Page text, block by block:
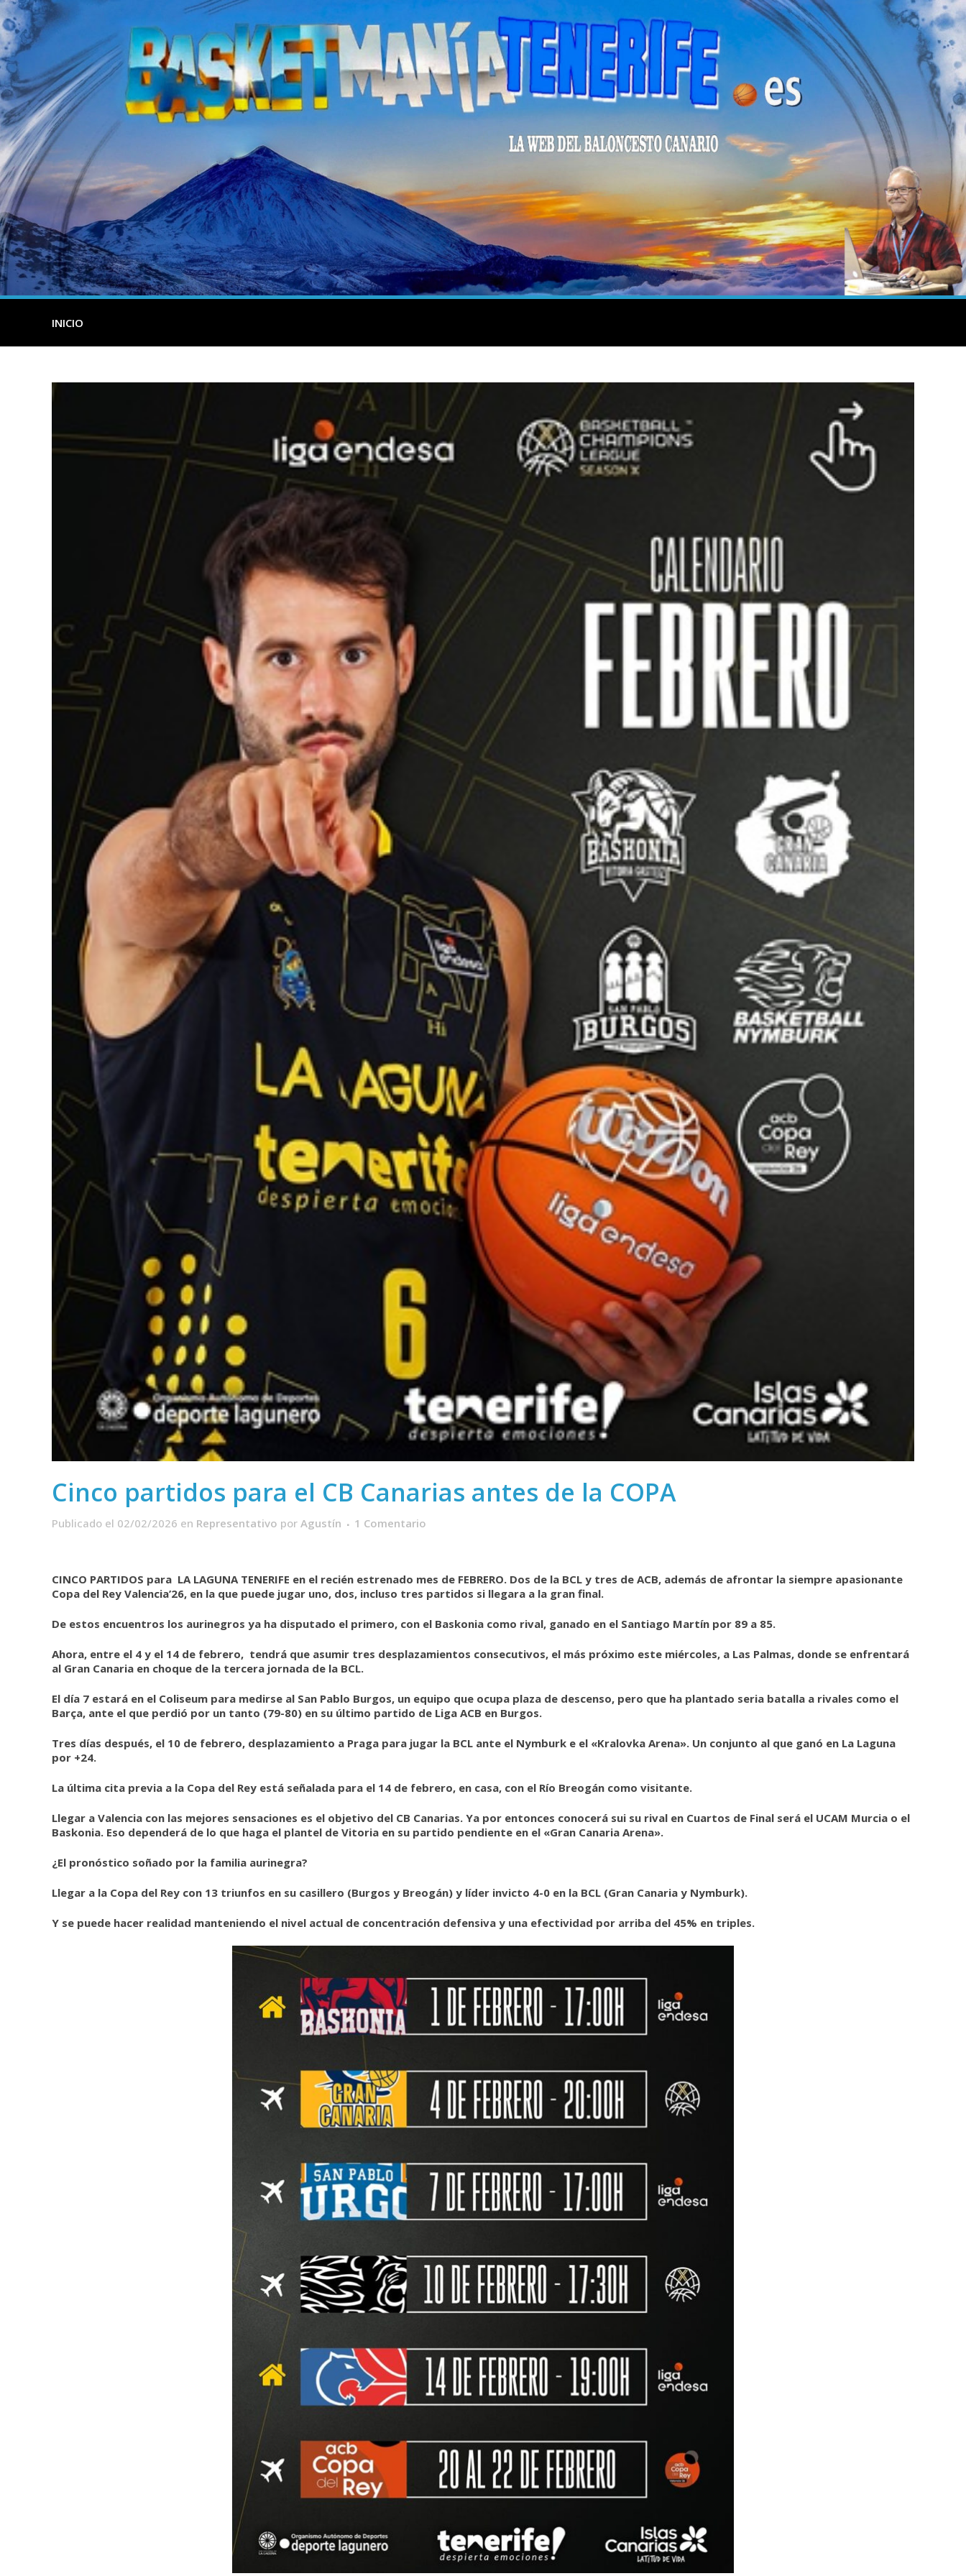
INICIO
Cinco partidos para el CB Canarias antes de la COPA
Publicado el 02/02/2026 en Representativo por Agustín 1 Comentario
CINCO PARTIDOS para LA LAGUNA TENERIFE en el recién estrenado mes de FEBRERO. Dos de la BCL y tres de ACB, además de afrontar la siempre apasionante
Copa del Rey Valencia’26, en la que puede jugar uno, dos, incluso tres partidos si llegara a la gran final.
De estos encuentros los aurinegros ya ha disputado el primero, con el Baskonia como rival, ganado en el Santiago Martín por 89 a 85.
Ahora, entre el 4 y el 14 de febrero, tendrá que asumir tres desplazamientos consecutivos, el más próximo este miércoles, a Las Palmas, donde se enfrentará
al Gran Canaria en choque de la tercera jornada de la BCL.
El día 7 estará en el Coliseum para medirse al San Pablo Burgos, un equipo que ocupa plaza de descenso, pero que ha plantado seria batalla a rivales como el
Barça, ante el que perdió por un tanto (79-80) en su último partido de Liga ACB en Burgos.
Tres días después, el 10 de febrero, desplazamiento a Praga para jugar la BCL ante el Nymburk e el «Kralovka Arena». Un conjunto al que ganó en La Laguna
por +24.
La última cita previa a la Copa del Rey está señalada para el 14 de febrero, en casa, con el Río Breogán como visitante.
Llegar a Valencia con las mejores sensaciones es el objetivo del CB Canarias. Ya por entonces conocerá sui su rival en Cuartos de Final será el UCAM Murcia o el
Baskonia. Eso dependerá de lo que haga el plantel de Vitoria en su partido pendiente en el «Gran Canaria Arena».
¿El pronóstico soñado por la familia aurinegra?
Llegar a la Copa del Rey con 13 triunfos en su casillero (Burgos y Breogán) y líder invicto 4-0 en la BCL (Gran Canaria y Nymburk).
Y se puede hacer realidad manteniendo el nivel actual de concentración defensiva y una efectividad por arriba del 45% en triples.